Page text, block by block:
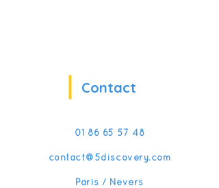
Contact
01 86 65 57 48
contact@5discovery.com
Paris / Nevers